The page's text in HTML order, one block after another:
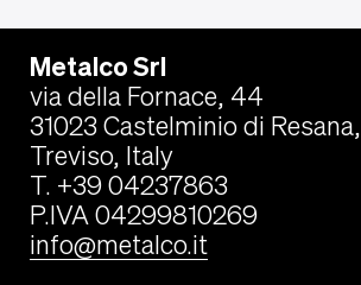
Metalco Srl
via della Fornace, 44
31023 Castelminio di Resana,
Treviso, Italy
T. +39 04237863
P.IVA 04299810269
info@metalco.it